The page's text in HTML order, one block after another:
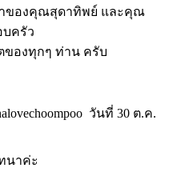
ของคุณสุดาทิพย์ และคุณ
ครัว
องทุกๆ ท่าน ครับ
วันที่ 30 ต.ค.
นาค่ะ